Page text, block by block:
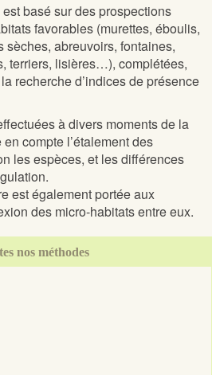
basé sur des prospections
favorables (murettes, éboulis,
abreuvoirs, fontaines,
terriers, lisières…), complétées,
recherche d’indices de présence
à divers moments de la
compte l’étalement des
les espèces, et les différences
est également portée aux
des micro-habitats entre eux.
nos méthodes